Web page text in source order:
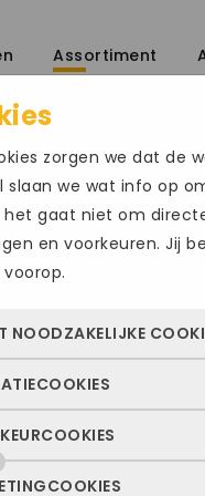
Assortiment
zorgen we dat de
slaan we wat info op
het gaat niet om
en voorkeuren. Jij
NOODZAKELIJKE
cookies zorgen ervoor
actief en kunnen
geplaatst als jij iets
cookies zien we
vandaan komen